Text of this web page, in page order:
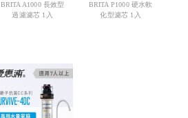
BRITA A1000 長效型
過濾濾芯 1入
BRITA P1000 硬水軟
化型濾芯 1入